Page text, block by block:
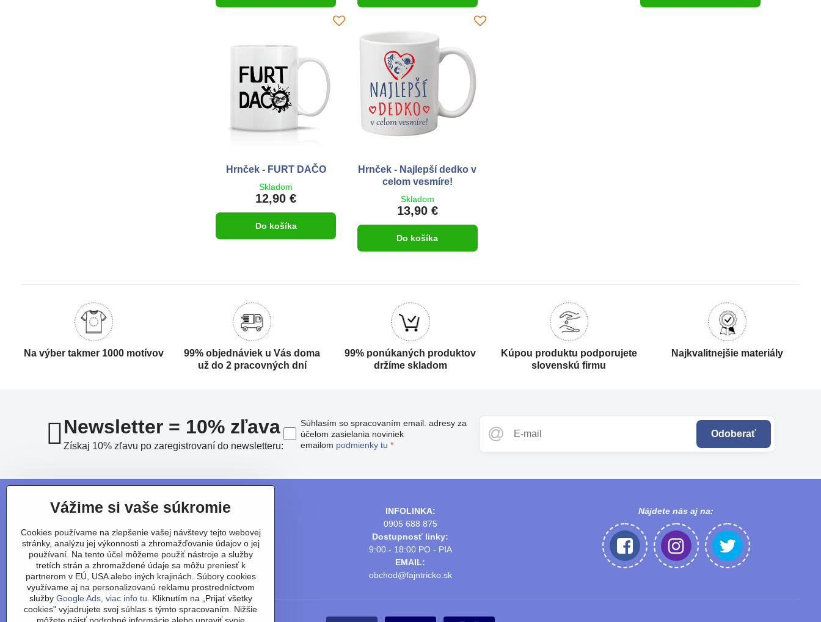
Hrnček - FURT DAČO
Skladom
12,90 €
Do košíka
Hrnček - Najlepší dedko v
celom vesmíre!
Skladom
13,90 €
Do košíka
Na výber takmer 1000 motívov
99% objednáviek u Vás doma
už do 2 pracovných dní
99% ponúkaných produktov
držíme skladom
Kúpou produktu podporujete
slovenskú firmu
Najkvalitnejšie materiály
Newsletter = 10% zľava
Získaj 10% zľavu po zaregistrovaní do newsletteru:
Odoberať
Súhlasím so spracovaním email. adresy za
účelom zasielania noviniek
emailom podmienky tu *
INFOLINKA:
0905 688 875
Dostupnosť linky:
9:00 - 18:00 PO - PIA
EMAIL:
obchod@fajntricko.sk
Nájdete nás aj na:
Vážime si vaše súkromie
Cookies používame na zlepšenie vašej návštevy tejto webovej
stránky, analýzu jej výkonnosti a zhromažďovanie údajov o jej
používaní. Na tento účel môžeme použiť nástroje a služby
tretích strán a zhromaždené údaje sa môžu preniesť k
partnerom v EÚ, USA alebo iných krajinách. Súbory cookies
využívame aj na personalizovanú reklamu prostredníctvom
služby Google Ads, viac info tu.
Kliknutím na „Prijať všetky
cookies" vyjadrujete svoj súhlas s týmto spracovaním. Nižšie